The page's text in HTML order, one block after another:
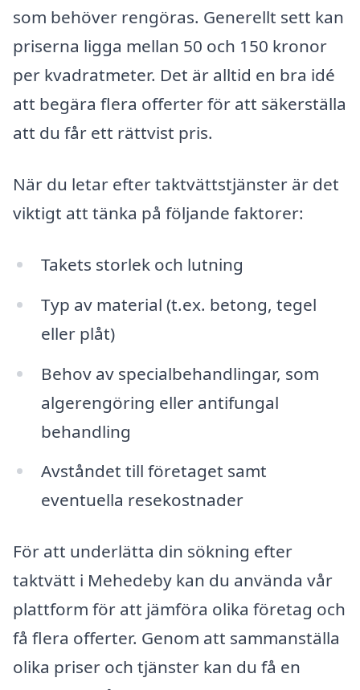
som behöver rengöras. Generellt sett kan
priserna ligga mellan 50 och 150 kronor
per kvadratmeter. Det är alltid en bra idé
att begära flera offerter för att säkerställa
att du får ett rättvist pris.
När du letar efter taktvättstjänster är det
viktigt att tänka på följande faktorer:
Takets storlek och lutning
Typ av material (t.ex. betong, tegel
eller plåt)
Behov av specialbehandlingar, som
algerengöring eller antifungal
behandling
Avståndet till företaget samt
eventuella resekostnader
För att underlätta din sökning efter
taktvätt i Mehedeby kan du använda vår
plattform för att jämföra olika företag och
få flera offerter. Genom att sammanställa
olika priser och tjänster kan du få en